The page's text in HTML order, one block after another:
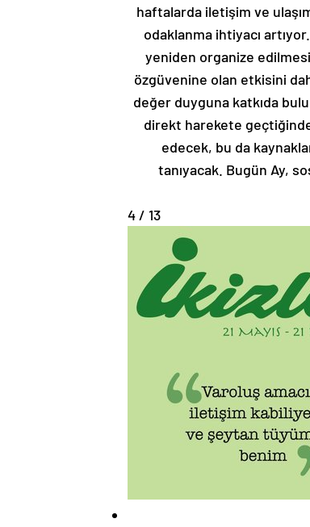
haftalarda iletişim ve
odaklanma ihtiyacı
yeniden organize
özgüvenine olan etkisini
değer duyguna katkıda
direkt harekete geçtiğinde
edecek, bu da
tanıyacak. Bugün Ay,
4 / 13